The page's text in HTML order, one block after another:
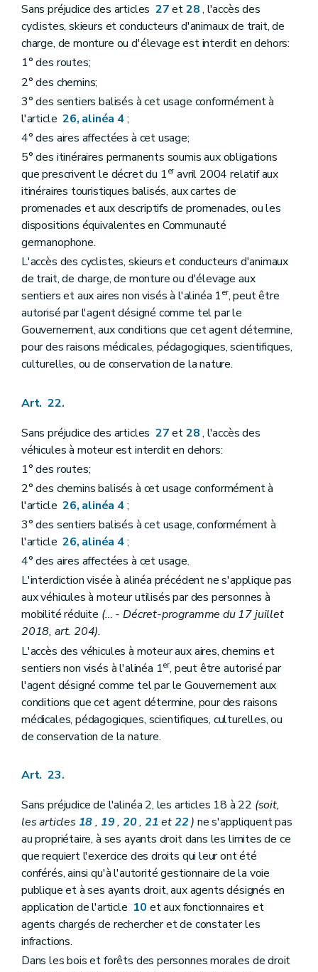
Sans préjudice des articles 27et28, l'accès des
cyclistes, skieurs et conducteurs d'animaux de trait, de
charge, de monture ou d'élevage est interdit en dehors:
1° des routes;
2° des chemins;
3° des sentiers balisés à cet usage conformément à
l'article26, alinéa 4;
4° des aires affectées à cet usage;
5° des itinéraires permanents soumis aux obligations
que prescrivent le décret du 1eravril 2004 relatif aux
itinéraires touristiques balisés, aux cartes de
promenades et aux descriptifs de promenades, ou les
dispositions équivalentes en Communauté
germanophone.
L'accès des cyclistes, skieurs et conducteurs d'animaux
de trait, de charge, de monture ou d'élevage aux
sentiers et aux aires non visés à l'alinéa 1er, peut être
autorisé par l'agent désigné comme tel par le
Gouvernement, aux conditions que cet agent détermine,
pour des raisons médicales, pédagogiques, scientifiques,
culturelles, ou de conservation de la nature.
Art. 22.
Sans préjudice des articles 27et28, l'accès des
véhicules à moteur est interdit en dehors:
1° des routes;
2° des chemins balisés à cet usage conformément à
l'article26, alinéa 4;
3° des sentiers balisés à cet usage, conformément à
l'article26, alinéa 4;
4° des aires affectées à cet usage.
L'interdiction visée à alinéa précédent ne s'applique pas
aux véhicules à moteur utilisés par des personnes à
mobilité réduite (… - Décret-programme du 17 juillet
2018, art. 204).
L'accès des véhicules à moteur aux aires, chemins et
sentiers non visés à l'alinéa 1er, peut être autorisé par
l'agent désigné comme tel par le Gouvernement aux
conditions que cet agent détermine, pour des raisons
médicales, pédagogiques, scientifiques, culturelles, ou
de conservation de la nature.
Art. 23.
Sans préjudice de l'alinéa 2, les articles 18 à 22 (soit,
les articles 18, 19, 20, 21et22) ne s'appliquent pas
au propriétaire, à ses ayants droit dans les limites de ce
que requiert l'exercice des droits qui leur ont été
conférés, ainsi qu'à l'autorité gestionnaire de la voie
publique et à ses ayants droit, aux agents désignés en
application de l'article 10 et aux fonctionnaires et
agents chargés de rechercher et de constater les
infractions.
Dans les bois et forêts des personnes morales de droit